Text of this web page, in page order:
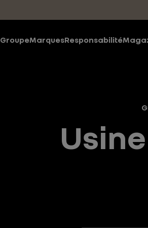
GroupeMarquesResponsabilité